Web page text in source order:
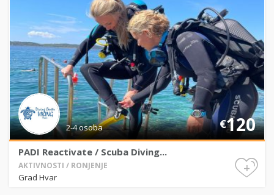
2-4 osoba €120
PADI Reactivate / Scuba Diving...
AKTIVNOSTI / RONJENJE
Grad Hvar
+